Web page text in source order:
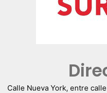
Calle Nueva York, entre